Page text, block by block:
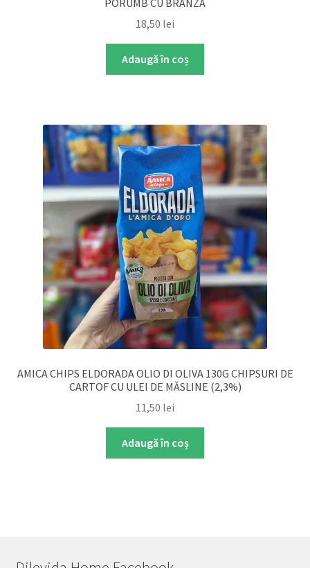
18,50 lei
Adaugă în coș
AMICA CHIPS ELDORADA OLIO DI OLIVA 130G CHIPSURI DE
CARTOF CU ULEI DE MĂSLINE (2,3%)
11,50 lei
Adaugă în coș